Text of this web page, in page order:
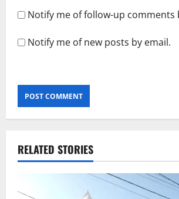
Notify me of follow-up comments
Notify me of new posts by email.
RELATED STORIES